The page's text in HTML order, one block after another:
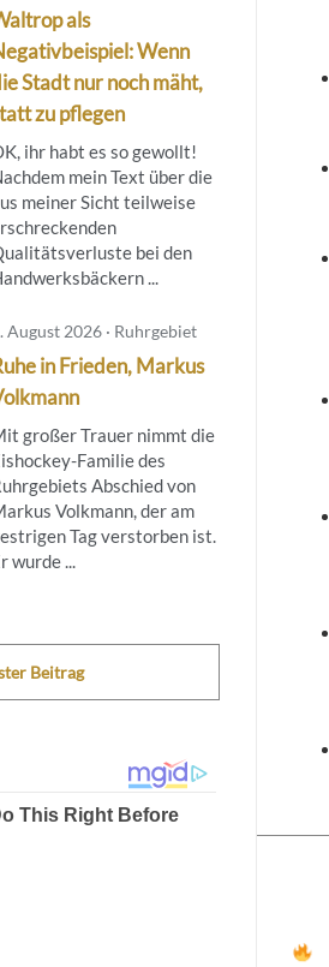
als
Wenn
Stadt nur noch mäht,
zu pflegen
ihr habt es so gewollt!
mein Text über die
meiner Sicht teilweise
bei den
...
August 2026 · Ruhrgebiet
in Frieden, Markus
großer Trauer nimmt die
Familie des
Abschied von
Volkmann, der am
Tag verstorben ist.
wurde ...
Beitrag